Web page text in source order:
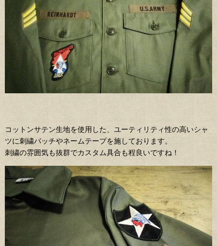
コットンサテン生地を使用した、ユーティリティ性の高いシャ
ツに刺繍パッチやネームテープを施しております。
刺繍の雰囲気も抜群でカスタム具合も程良いですね！